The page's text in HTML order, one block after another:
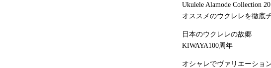
Ukulele Alamode Collection
オススメのウクレレを徹底
日本のウクレレの故郷
KIWAYA100周年
オシャレでヴァリエーショ